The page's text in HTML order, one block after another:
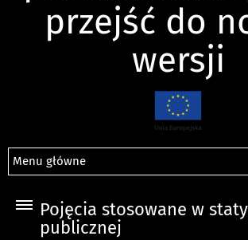
przejść do
wersji
Menu główne
Pojęcia stosowane w
publicznej